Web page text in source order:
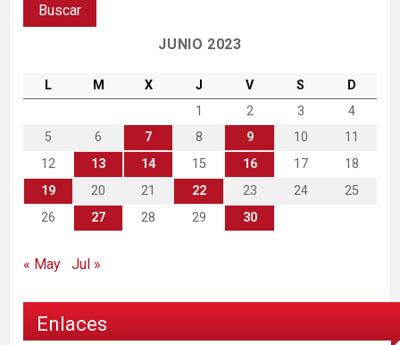
JUNIO 2023
L M X J V S
D
1
2 3
4
5
6 7 8 9 10
11
12
13 14 15 16 17
18
19
20 21 22 23 24
25
26
27 28 29 30
« May Jul »
Enlaces